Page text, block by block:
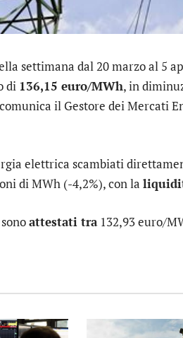
settimana dal 20 marzo al 5
di 136,15 euro/MWh, in
il Gestore dei Mercati
elettrica scambiati
di MWh (-4,2%), con la
attestati tra132,93 euro/